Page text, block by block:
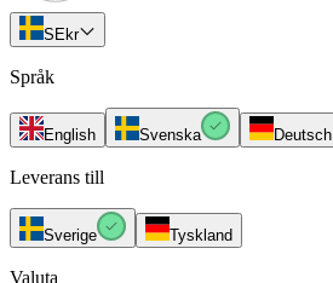
SEkr
Språk
English Svenska Deutsch
Leverans till
Sverige Tyskland
Valuta